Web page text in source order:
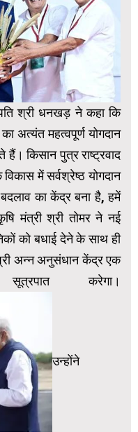
श्री धनखड़ ने कहा कि
अत्यंत महत्वपूर्ण योगदान
किसान पुत्र राष्ट्रवाद
में सर्वश्रेष्ठ योगदान
का केंद्र बना है, हमें
मंत्री श्री तोमर ने नई
को बधाई देने के साथ ही
श्री अन्न अनुसंधान केंद्र एक
करेगा।
उन्होंने